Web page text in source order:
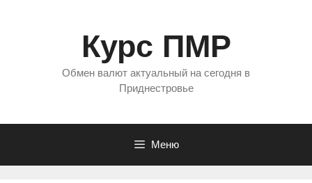
Курс ПМР
Обмен валют актуальный на сегодня в
Приднестровье
Меню